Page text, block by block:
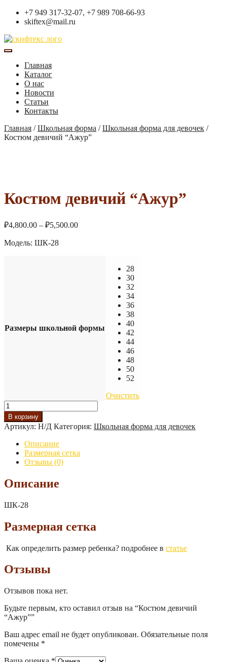
+7 949 317-32-07, +7 989 708-66-93
skiftex@mail.ru
Главная
Каталог
О нас
Новости
Статьи
Контакты
Главная /Школьная форма /Школьная форма для девочек /
Костюм девичий “Ажур”
Костюм девичий “Ажур”
₽4,800.00 – ₽5,500.00
Модель: ШК-28
Размеры школьной формы
28
30
32
34
36
38
40
42
44
46
48
50
52
Очистить
Количество
товара
Костюм
девичий
"Ажур"
В корзину
Артикул: Н/Д Категория: Школьная форма для девочек
Описание
Размерная сетка
Отзывы (0)
Описание
ШК-28
Размерная сетка
Как определить размер ребенка? подробнее в статье
Отзывы
Отзывов пока нет.
Будьте первым, кто оставил отзыв на “Костюм девичий
“Ажур””
Ваш адрес email не будет опубликован. Обязательные поля
помечены *